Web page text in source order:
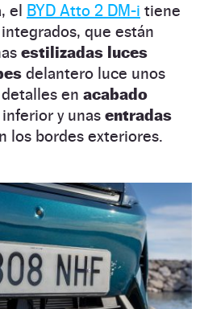
el BYD Atto 2 DM-i tiene
integrados, que están
estilizadas luces
delantero luce unos
detalles en acabado
y unas entradas
los bordes exteriores.